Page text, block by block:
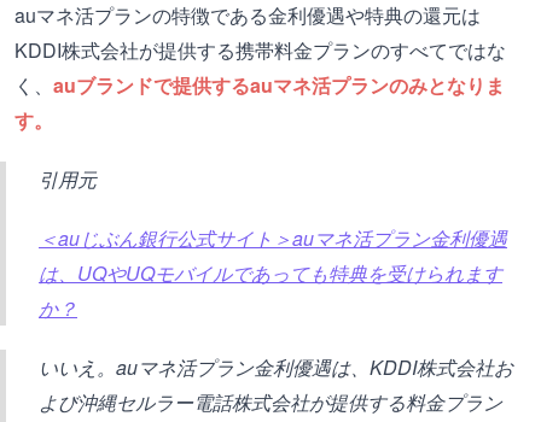
auマネ活プランの特徴である金利優遇や特典の還元は
KDDI株式会社が提供する携帯料金プランのすべてではな
く、 auブランドで提供するauマネ活プランのみとなりま
す。
引用元
＜auじぶん銀行公式サイト＞auマネ活プラン金利優遇
は、UQやUQモバイルであっても特典を受けられます
か？
いいえ。auマネ活プラン金利優遇は、KDDI株式会社お
よび沖縄セルラー電話株式会社が提供する料金プラン